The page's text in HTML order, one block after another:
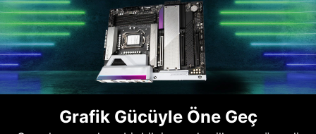
Grafik Gücüyle Öne Geç